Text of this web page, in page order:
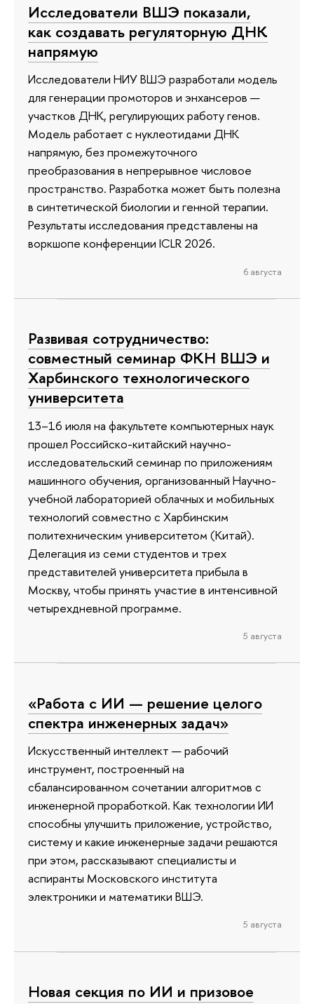
Исследователи ВШЭ показали,
как создавать регуляторную ДНК
напрямую
Исследователи НИУ ВШЭ разработали модель
для генерации промоторов и энхансеров —
участков ДНК, регулирующих работу генов.
Модель работает с нуклеотидами ДНК
напрямую, без промежуточного
преобразования в непрерывное числовое
пространство. Разработка может быть полезна
в синтетической биологии и генной терапии.
Результаты исследования представлены на
воркшопе конференции ICLR 2026.
6 августа
Развивая сотрудничество:
совместный семинар ФКН ВШЭ и
Харбинского технологического
университета
13–16 июля на факультете компьютерных наук
прошел Российско-китайский научно-
исследовательский семинар по приложениям
машинного обучения, организованный Научно-
учебной лабораторией облачных и мобильных
технологий совместно с Харбинским
политехническим университетом (Китай).
Делегация из семи студентов и трех
представителей университета прибыла в
Москву, чтобы принять участие в интенсивной
четырехдневной программе.
5 августа
«Работа с ИИ — решение целого
спектра инженерных задач»
Искусственный интеллект — рабочий
инструмент, построенный на
сбалансированном сочетании алгоритмов с
инженерной проработкой. Как технологии ИИ
способны улучшить приложение, устройство,
систему и какие инженерные задачи решаются
при этом, рассказывают специалисты и
аспиранты Московского института
электроники и математики ВШЭ.
5 августа
Новая секция по ИИ и призовое